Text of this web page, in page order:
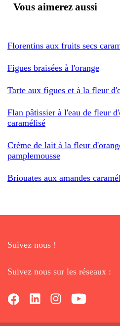
Vous aimerez aussi
Florentins aux fruits secs
Figues braisées à l'orange
Tarte aux figues et à la fleur
Flan pâtissier à l'eau de fleur
caramélisé
Crème de lait à la fleur
pamplemousse
Briouates aux amandes
Suivez nous !
Suivez nous sur les réseaux :